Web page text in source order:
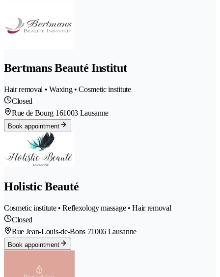
Bertmans Beauté Institut
Hair removal • Waxing • Cosmetic institute
Closed
Rue de Bourg 161003 Lausanne
Book appointment
Holistic Beauté
Cosmetic institute • Reflexology massage • Hair removal
Closed
Rue Jean-Louis-de-Bons 71006 Lausanne
Book appointment